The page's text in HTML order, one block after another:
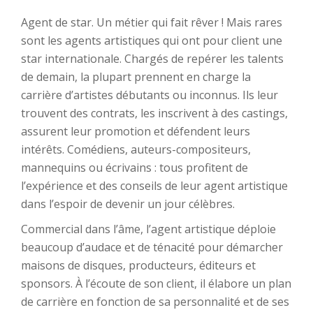
Agent de star. Un métier qui fait rêver ! Mais rares
sont les agents artistiques qui ont pour client une
star internationale. Chargés de repérer les talents
de demain, la plupart prennent en charge la
carrière d’artistes débutants ou inconnus. Ils leur
trouvent des contrats, les inscrivent à des castings,
assurent leur promotion et défendent leurs
intérêts. Comédiens, auteurs-compositeurs,
mannequins ou écrivains : tous profitent de
l’expérience et des conseils de leur agent artistique
dans l’espoir de devenir un jour célèbres.
Commercial dans l’âme, l’agent artistique déploie
beaucoup d’audace et de ténacité pour démarcher
maisons de disques, producteurs, éditeurs et
sponsors. À l’écoute de son client, il élabore un plan
de carrière en fonction de sa personnalité et de ses